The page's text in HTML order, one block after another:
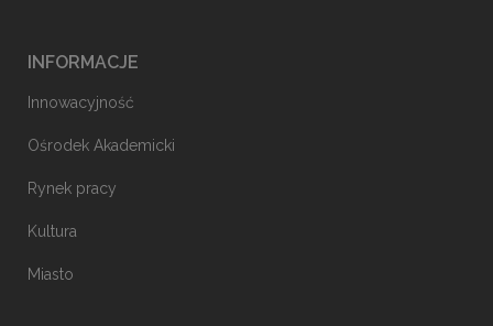
INFORMACJE
Innowacyjność
Ośrodek Akademicki
Rynek pracy
Kultura
Miasto